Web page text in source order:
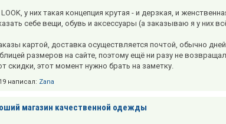
у них такая концепция крутая - и дерзкая, и
себе вещи, обувь и аксессуары (а заказываю я у них
картой, доставка осуществляется почтой, обычно
размеров на сайте, поэтому ещё ни разу не
скидки, этот момент нужно брать на заметку.
написал: Zana
магазин качественной одежды